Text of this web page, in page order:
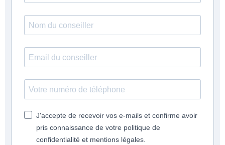
J'accepte de recevoir vos e-mails et confirme avoir
pris connaissance de votre politique de
confidentialité et mentions légales.